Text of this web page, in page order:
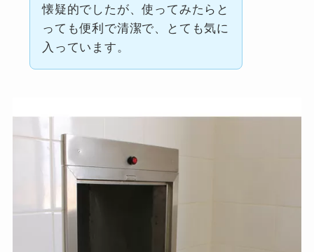
懐疑的でしたが、使ってみたらと
っても便利で清潔で、とても気に
入っています。